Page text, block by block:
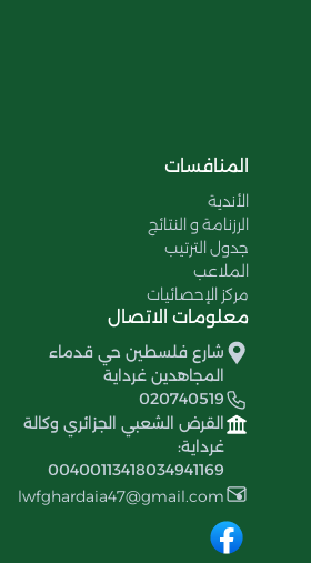
المنافسات
الأندية
الرزنامة و النتائج
جدول الترتيب
الملاعب
مركز الإحصائيات
معلومات الاتصال
شارع فلسطين حي قدماء
المجاهدين غرداية
020740519
القرض الشعبي الجزائري وكالة
غرداية:
00400113418034941169
lwfghardaia47@gmail.com